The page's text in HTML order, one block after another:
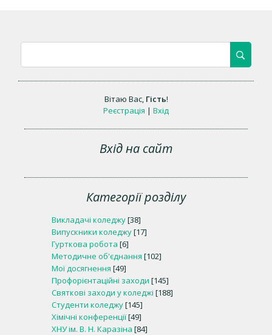
Вітаю Вас, Гість!
Реєстрація | Вхід
Вхід на сайт
Категорії розділу
Викладачі коледжу[38]
Випускники коледжу[17]
Гурткова робота [6]
Методичне об'єднання [102]
Мої досягнення [49]
Профорієнтаційні заходи [145]
Святкові заходи у коледжі [188]
Студенти коледжу[145]
Хімічні конференції[49]
ХНУ ім. В. Н. Каразіна [84]